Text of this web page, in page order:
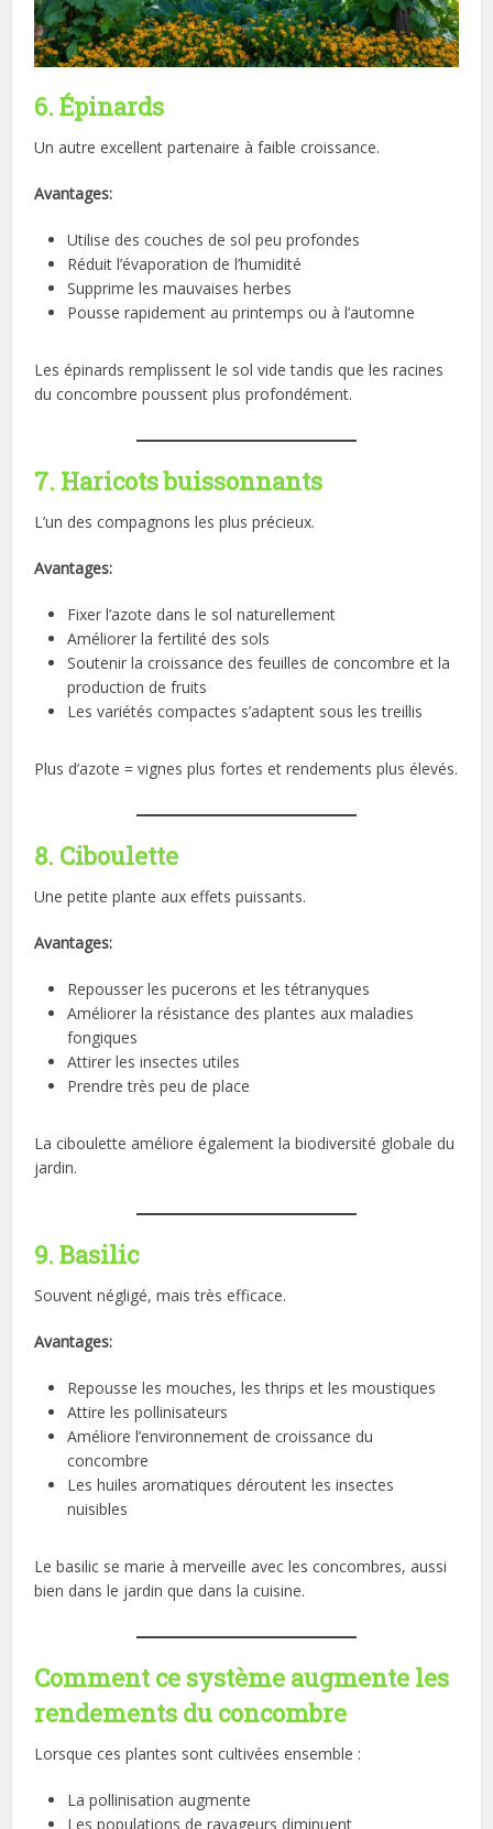
6. Épinards
Un autre excellent partenaire à faible croissance.
Avantages:
Utilise des couches de sol peu profondes
Réduit l’évaporation de l’humidité
Supprime les mauvaises herbes
Pousse rapidement au printemps ou à l’automne
Les épinards remplissent le sol vide tandis que les racines
du concombre poussent plus profondément.
7. Haricots buissonnants
L’un des compagnons les plus précieux.
Avantages:
Fixer l’azote dans le sol naturellement
Améliorer la fertilité des sols
Soutenir la croissance des feuilles de concombre et la
production de fruits
Les variétés compactes s’adaptent sous les treillis
Plus d’azote = vignes plus fortes et rendements plus élevés.
8. Ciboulette
Une petite plante aux effets puissants.
Avantages:
Repousser les pucerons et les tétranyques
Améliorer la résistance des plantes aux maladies
fongiques
Attirer les insectes utiles
Prendre très peu de place
La ciboulette améliore également la biodiversité globale du
jardin.
9. Basilic
Souvent négligé, mais très efficace.
Avantages:
Repousse les mouches, les thrips et les moustiques
Attire les pollinisateurs
Améliore l’environnement de croissance du
concombre
Les huiles aromatiques déroutent les insectes
nuisibles
Le basilic se marie à merveille avec les concombres, aussi
bien dans le jardin que dans la cuisine.
Comment ce système augmente les
rendements du concombre
Lorsque ces plantes sont cultivées ensemble :
La pollinisation augmente
Les populations de ravageurs diminuent